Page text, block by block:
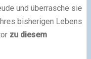
und überrasche sie
bisherigen Lebens
zu diesem